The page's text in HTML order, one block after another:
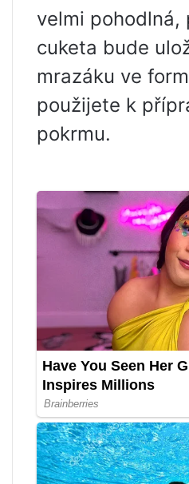
velmi pohodlná,
cuketa bude
mrazáku ve
použijete k
pokrmu.